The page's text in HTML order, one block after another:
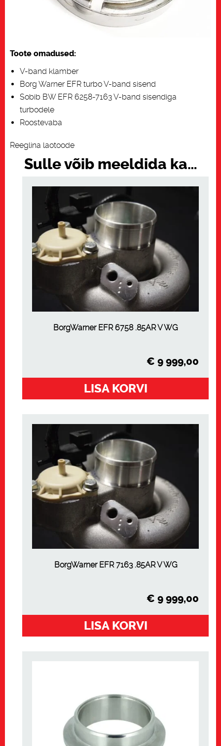
Toote omadused:
V-band klamber
Borg Warner EFR turbo V-band sisend
Sobib BW EFR 6258-7163 V-band sisendiga
turbodele
Roostevaba
Reeglina laotoode
Sulle võib meeldida ka…
BorgWarner EFR 6758 .85AR V WG
€ 9 999,00
LISA KORVI
BorgWarner EFR 7163 .85AR V WG
€ 9 999,00
LISA KORVI